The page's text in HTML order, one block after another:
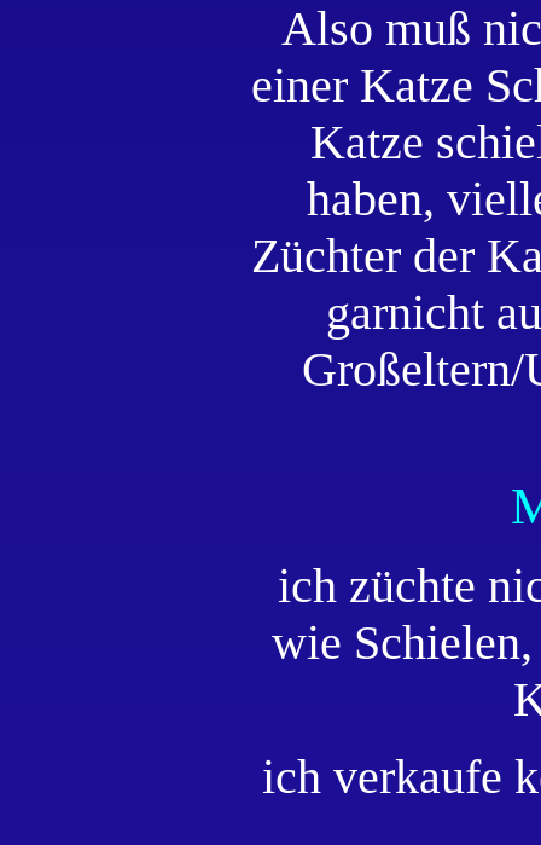
Also muß
einer Katze
Katze
haben,
Züchter der
garnicht
Großeltern/
ich züchte
wie
ich verkaufe